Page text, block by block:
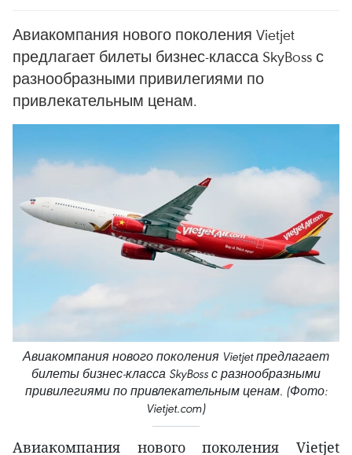
Авиакомпания нового поколения Vietjet
предлагает билеты бизнес-класса SkyBoss с
разнообразными привилегиями по
привлекательным ценам.
Авиакомпания нового поколения Vietjet предлагает
билеты бизнес-класса SkyBoss с разнообразными
привилегиями по привлекательным ценам. (Фото:
Vietjet.com)
Авиакомпания нового поколения Vietjet